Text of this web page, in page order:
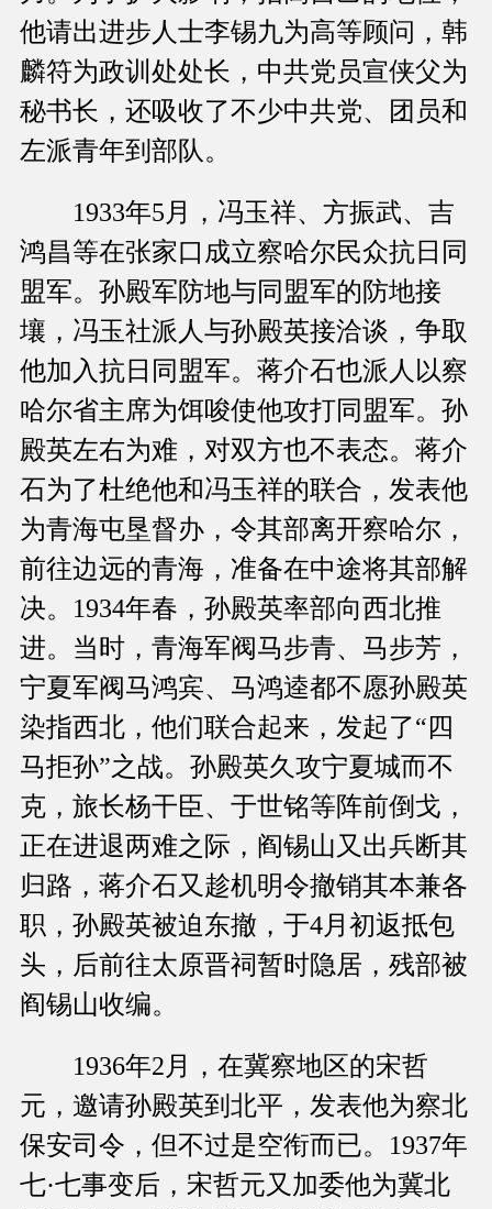
他请出进步人士李锡九为高等顾问，韩
麟符为政训处处长，中共党员宣侠父为
秘书长，还吸收了不少中共党、团员和
左派青年到部队。
1933年5月，冯玉祥、方振武、吉
鸿昌等在张家口成立察哈尔民众抗日同
盟军。孙殿军防地与同盟军的防地接
壤，冯玉社派人与孙殿英接洽谈，争取
他加入抗日同盟军。蒋介石也派人以察
哈尔省主席为饵唆使他攻打同盟军。孙
殿英左右为难，对双方也不表态。蒋介
石为了杜绝他和冯玉祥的联合，发表他
为青海屯垦督办，令其部离开察哈尔，
前往边远的青海，准备在中途将其部解
决。1934年春，孙殿英率部向西北推
进。当时，青海军阀马步青、马步芳，
宁夏军阀马鸿宾、马鸿逵都不愿孙殿英
染指西北，他们联合起来，发起了“四
马拒孙”之战。孙殿英久攻宁夏城而不
克，旅长杨干臣、于世铭等阵前倒戈，
正在进退两难之际，阎锡山又出兵断其
归路，蒋介石又趁机明令撤销其本兼各
职，孙殿英被迫东撤，于4月初返抵包
头，后前往太原晋祠暂时隐居，残部被
阎锡山收编。
1936年2月，在冀察地区的宋哲
元，邀请孙殿英到北平，发表他为察北
保安司令，但不过是空衔而已。1937年
七·七事变后，宋哲元又加委他为冀北